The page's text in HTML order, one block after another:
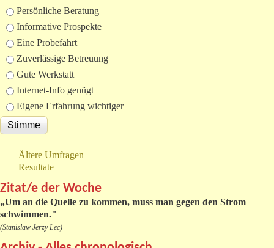
Auswahlmöglichkeiten
Persönliche Beratung
Informative Prospekte
Eine Probefahrt
Zuverlässige Betreuung
Gute Werkstatt
Internet-Info genügt
Eigene Erfahrung wichtiger
Ältere Umfragen
Resultate
Zitat/e der Woche
„Um an die Quelle zu kommen, muss man gegen den Strom
schwimmen."
(Stanislaw Jerzy Lec)